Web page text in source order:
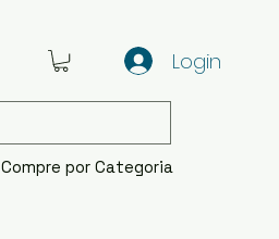
Login
Compre por Categoria